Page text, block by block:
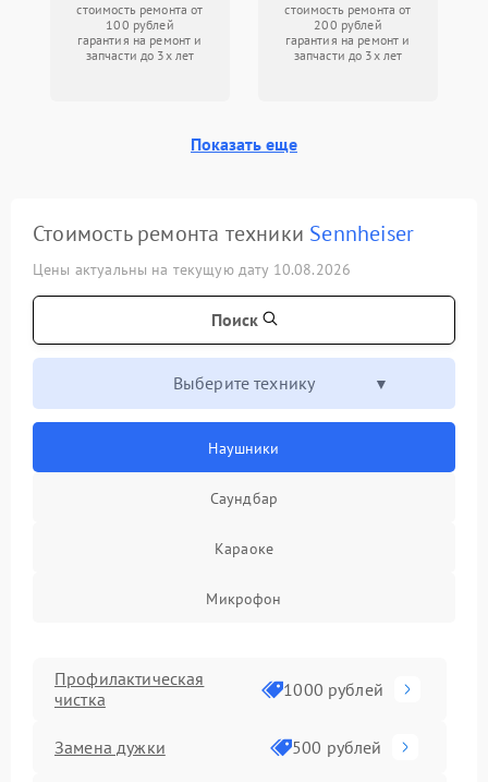
стоимость ремонта от
100 рублей
гарантия на ремонт и
запчасти до 3х лет
стоимость ремонта от
200 рублей
гарантия на ремонт и
запчасти до 3х лет
Показать еще
Стоимость ремонта техники Sennheiser
Цены актуальны на текущую дату 10.08.2026
Поиск
Выберите технику
Наушники
Саундбар
Караоке
Микрофон
Профилактическая
чистка
1000 рублей
Замена дужки 500 рублей